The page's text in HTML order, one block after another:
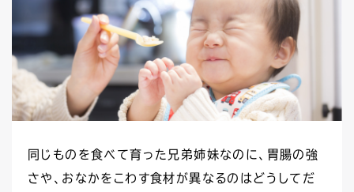
同じものを食べて育った兄弟姉妹なのに、胃腸の強
さや、おなかをこわす食材が異なるのはどうしてだ